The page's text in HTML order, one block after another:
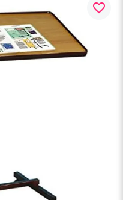
favorite_border